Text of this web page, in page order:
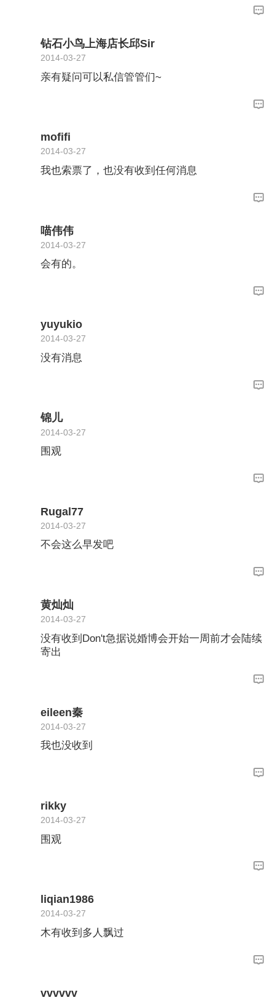
钻石小鸟上海店长邱Sir
2014-03-27
亲有疑问可以私信管管们~
mofifi
2014-03-27
我也索票了，也没有收到任何消息
喵伟伟
2014-03-27
会有的。
yuyukio
2014-03-27
没有消息
锦儿
2014-03-27
围观
Rugal77
2014-03-27
不会这么早发吧
黄灿灿
2014-03-27
没有收到Don't急据说婚博会开始一周前才会陆续
寄出
eileen秦
2014-03-27
我也没收到
rikky
2014-03-27
围观
liqian1986
2014-03-27
木有收到多人飘过
vvvvvv